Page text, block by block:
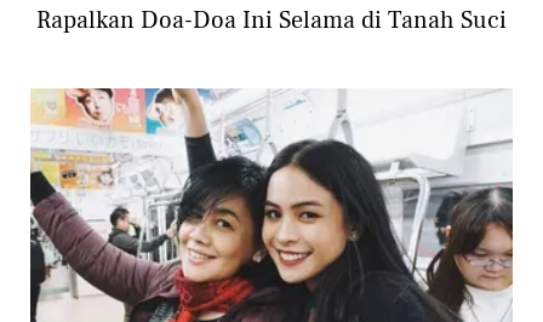
Rapalkan Doa-Doa Ini Selama di Tanah Suci